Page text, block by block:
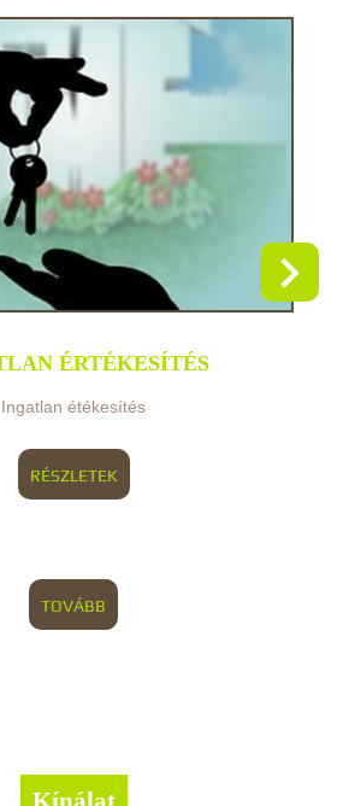
ÉRTÉKESÍTÉS
Ingatlan étékesítés
RÉSZLETEK
TOVÁBB